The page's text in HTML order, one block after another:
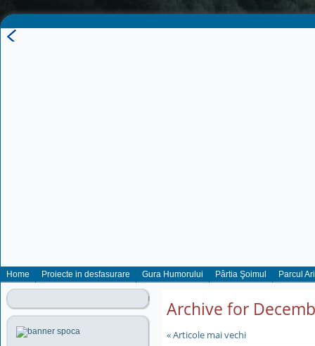
Home Proiecte in desfasurare Gura Humorului Pârtia Şoimul Parcul
Archive for
« Articole mai vechi